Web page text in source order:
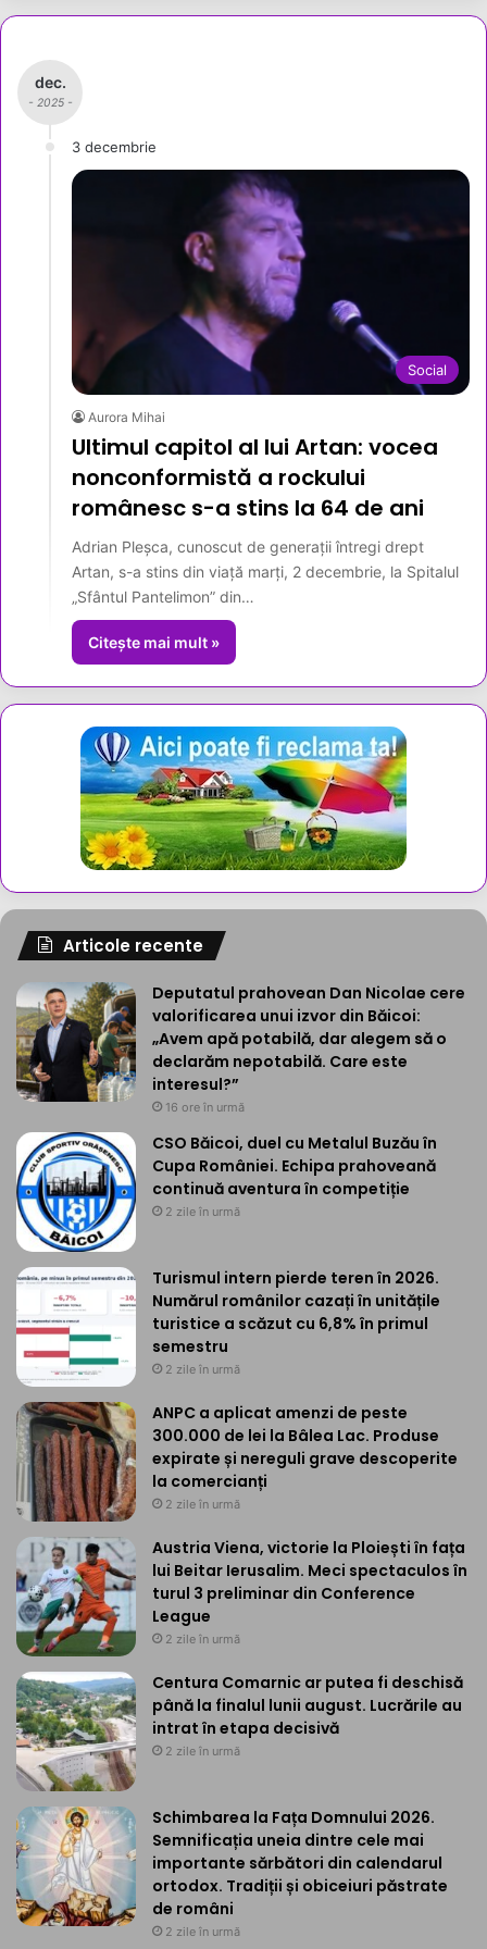
dec.
- 2025 -
3 decembrie
Social
Aurora Mihai
Ultimul capitol al lui Artan: vocea
nonconformistă a rockului
românesc s-a stins la 64 de ani
Adrian Pleșca, cunoscut de generații întregi drept
Artan, s-a stins din viață marți, 2 decembrie, la Spitalul
„Sfântul Pantelimon” din…
Citește mai mult »
Articole recente
Deputatul prahovean Dan Nicolae cere
valorificarea unui izvor din Băicoi:
„Avem apă potabilă, dar alegem să o
declarăm nepotabilă. Care este
interesul?”
16 ore în urmă
CSO Băicoi, duel cu Metalul Buzău în
Cupa României. Echipa prahoveană
continuă aventura în competiție
2 zile în urmă
Turismul intern pierde teren în 2026.
Numărul românilor cazați în unitățile
turistice a scăzut cu 6,8% în primul
semestru
2 zile în urmă
ANPC a aplicat amenzi de peste
300.000 de lei la Bâlea Lac. Produse
expirate și nereguli grave descoperite
la comercianți
2 zile în urmă
Austria Viena, victorie la Ploiești în fața
lui Beitar Ierusalim. Meci spectaculos în
turul 3 preliminar din Conference
League
2 zile în urmă
Centura Comarnic ar putea fi deschisă
până la finalul lunii august. Lucrările au
intrat în etapa decisivă
2 zile în urmă
Schimbarea la Fața Domnului 2026.
Semnificația uneia dintre cele mai
importante sărbători din calendarul
ortodox. Tradiții și obiceiuri păstrate
de români
2 zile în urmă